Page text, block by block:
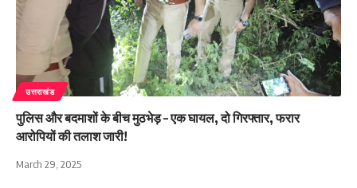
उत्तराखंड
पुलिस और बदमाशों के बीच मुठभेड़ – एक घायल, दो गिरफ्तार, फरार
आरोपियों की तलाश जारी!
March 29, 2025